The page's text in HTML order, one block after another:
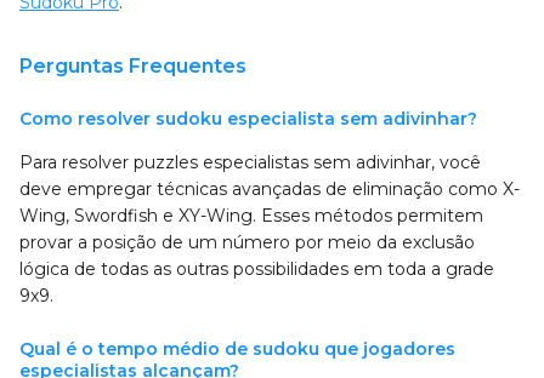
Perguntas Frequentes
Como resolver sudoku especialista sem adivinhar?
Para resolver puzzles especialistas sem adivinhar, você
deve empregar técnicas avançadas de eliminação como X-
Wing, Swordfish e XY-Wing. Esses métodos permitem
provar a posição de um número por meio da exclusão
lógica de todas as outras possibilidades em toda a grade
9x9.
Qual é o tempo médio de sudoku que jogadores
especialistas alcançam?